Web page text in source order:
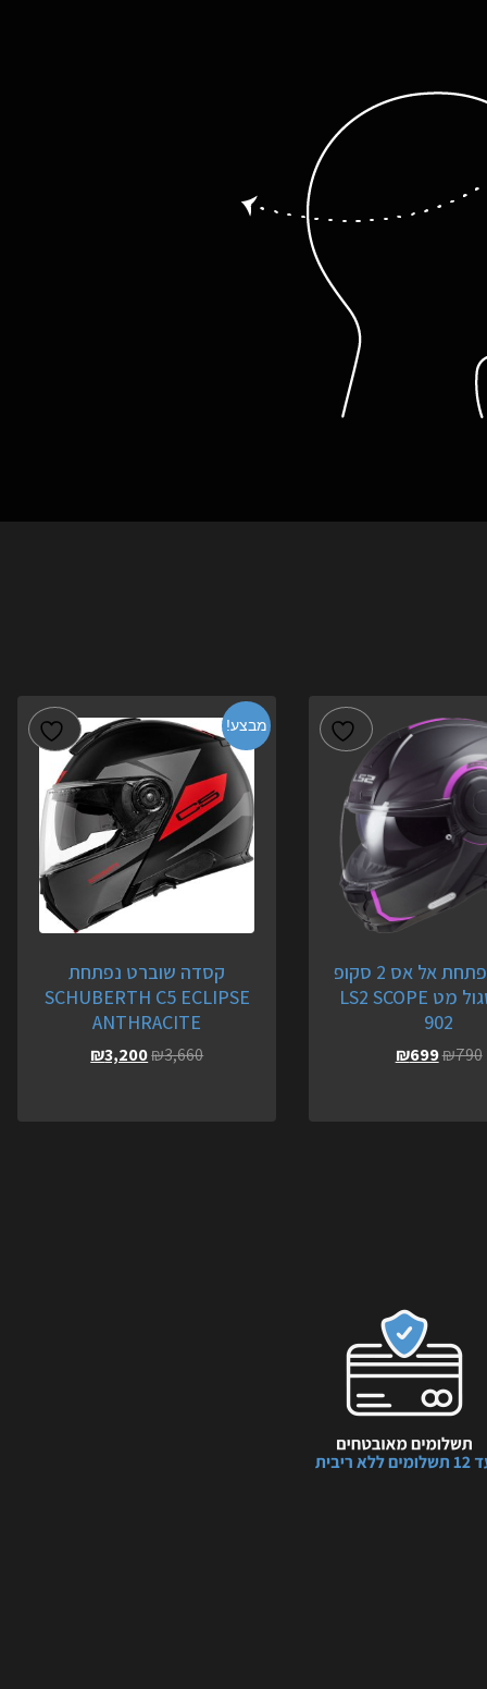
קסדה נפתחת אל אס 2 סקופ
שחור סגול מט LS2 SCOPE
902
₪790
₪699
מבצע!
קסדה שוברט נפתחת
SCHUBERTH C5 ECLIPSE
ANTHRACITE
₪3,660
₪3,200